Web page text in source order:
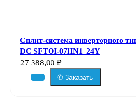
Сплит-система инверторного
DC SFTOI-07HN1_24Y
27 388,00 ₽
✆ Заказать